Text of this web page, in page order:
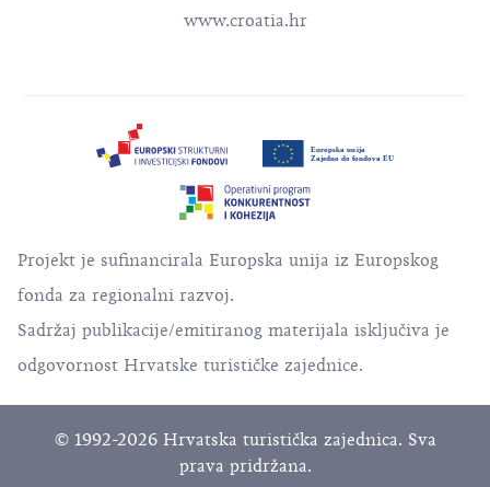
www.croatia.hr
Projekt je sufinancirala Europska unija iz Europskog
fonda za regionalni razvoj.
Sadržaj publikacije/emitiranog materijala isključiva je
odgovornost Hrvatske turističke zajednice.
© 1992-2026 Hrvatska turistička zajednica. Sva
prava pridržana.